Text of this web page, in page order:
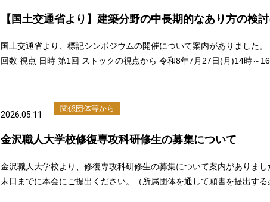
【国土交通省より】建築分野の中長期的なあり方の検
国土交通省より、標記シンポジウムの開催について案内がありました
回数 視点 日時 第1回 ストックの視点から 令和8年7月27日(月)14時～
2026.05.11
関係団体等から
金沢職人大学校修復専攻科研修生の募集について
金沢職人大学校より、修復専攻科研修生の募集について案内がありま
末日までに本会にご提出ください。（所属団体を通して願書を提出す